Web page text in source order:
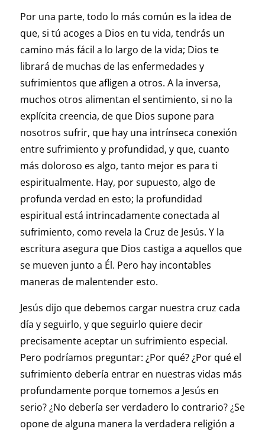
Por una parte, todo lo más común es la idea de
que, si tú acoges a Dios en tu vida, tendrás un
camino más fácil a lo largo de la vida; Dios te
librará de muchas de las enfermedades y
sufrimientos que afligen a otros. A la inversa,
muchos otros alimentan el sentimiento, si no la
explícita creencia, de que Dios supone para
nosotros sufrir, que hay una intrínseca conexión
entre sufrimiento y profundidad, y que, cuanto
más doloroso es algo, tanto mejor es para ti
espiritualmente. Hay, por supuesto, algo de
profunda verdad en esto; la profundidad
espiritual está intrincadamente conectada al
sufrimiento, como revela la Cruz de Jesús. Y la
escritura asegura que Dios castiga a aquellos que
se mueven junto a Él. Pero hay incontables
maneras de malentender esto.
Jesús dijo que debemos cargar nuestra cruz cada
día y seguirlo, y que seguirlo quiere decir
precisamente aceptar un sufrimiento especial.
Pero podríamos preguntar: ¿Por qué? ¿Por qué el
sufrimiento debería entrar en nuestras vidas más
profundamente porque tomemos a Jesús en
serio? ¿No debería ser verdadero lo contrario? ¿Se
opone de alguna manera la verdadera religión a